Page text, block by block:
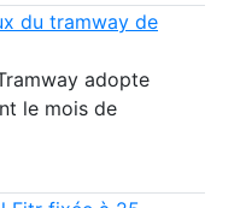
du tramway de
adopte
le mois de